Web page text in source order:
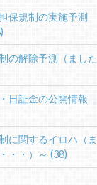
保規制の実施予測
の解除予測（ました
日証金の公開情報
に関するイロハ（ま
・・）～(38)